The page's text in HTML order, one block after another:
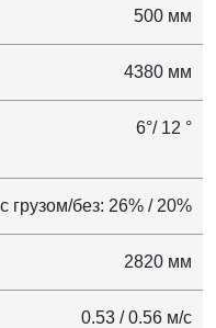
500 мм
4380 мм
6°/ 12 °
с грузом/без: 26% / 20%
2820 мм
0.53 / 0.56 м/с